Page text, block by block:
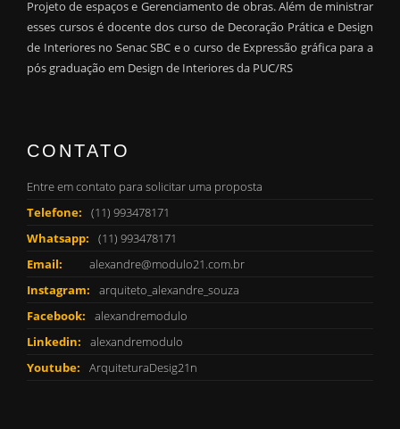
Projeto de espaços e Gerenciamento de obras. Além de ministrar
esses cursos é docente dos curso de Decoração Prática e Design
de Interiores no Senac SBC e o curso de Expressão gráfica para a
pós graduação em Design de Interiores da PUC/RS
CONTATO
Entre em contato para solicitar uma proposta
Telefone:
(11) 993478171
Whatsapp:
(11) 993478171
Email:
alexandre@modulo21.com.br
Instagram:
arquiteto_alexandre_souza
Facebook:
alexandremodulo
Linkedin:
alexandremodulo
Youtube:
ArquiteturaDesig21n